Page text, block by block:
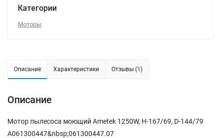
Категории
Моторы
Описание Характеристики Отзывы (1)
Описание
Мотор пылесоса моющий Ametek 1250W, H-167/69, D-144/79
A061300447&nbsp;061300447.07